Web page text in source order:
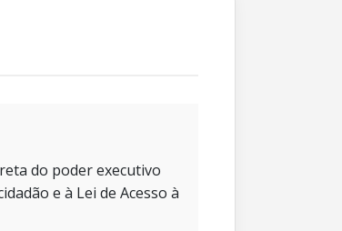
do poder executivo
e à Lei de Acesso à